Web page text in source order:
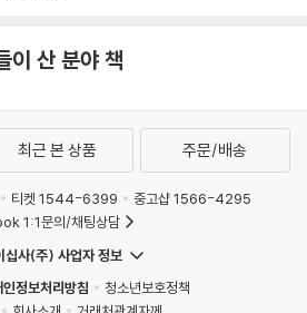
이 산 분야 책
최근 본 상품 주문/배송
티켓 1544-6399
중고샵 1566-4295
1:1문의/채팅상담
십사(주) 사업자 정보
인정보처리방침
청소년보호정책